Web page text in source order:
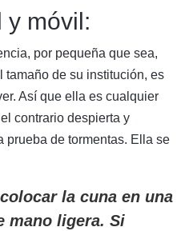
y móvil:
por pequeña que sea,
tamaño de su institución, es
Así que ella es cualquier
contrario despierta y
prueba de tormentas. Ella se
la cuna en una
mano ligera. Si